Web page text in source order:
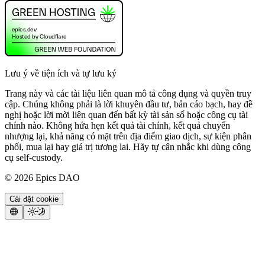
Lưu ý về tiện ích và tự lưu ký
Trang này và các tài liệu liên quan mô tả công dụng và quyền truy
cập. Chúng không phải là lời khuyên đầu tư, bản cáo bạch, hay đề
nghị hoặc lời mời liên quan đến bất kỳ tài sản số hoặc công cụ tài
chính nào. Không hứa hẹn kết quả tài chính, kết quả chuyển
nhượng lại, khả năng có mặt trên địa điểm giao dịch, sự kiện phân
phối, mua lại hay giá trị tương lai. Hãy tự cân nhắc khi dùng công
cụ self-custody.
© 2026 Epics DAO
Cài đặt cookie